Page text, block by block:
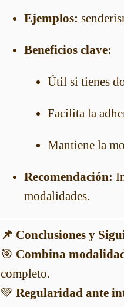
Ejemplos:
Beneficios clave:
Útil si tienes
Facilita la
Mantiene la
Recomendación:
modalidades.
📌 Conclusiones y
🎯 Combina
completo.
💚 Regularidad ante